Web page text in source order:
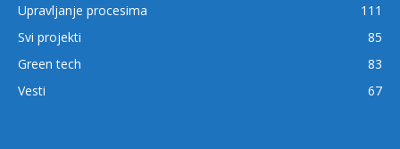
Upravljanje procesima
111
Svi projekti
85
Green tech
83
Vesti
67